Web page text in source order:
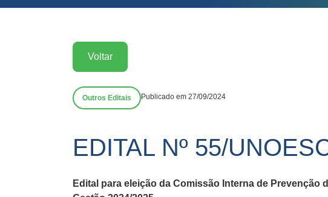
Voltar
Outros Editais Publicado em 27/09/2024
EDITAL Nº 55/
Edital para eleição da Comissão Interna de Prevenção